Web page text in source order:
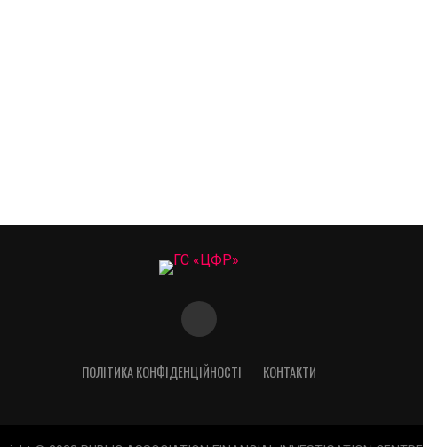
ПОЛІТИКА КОНФІДЕНЦІЙНОСТІ КОНТАКТИ